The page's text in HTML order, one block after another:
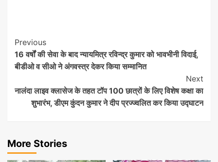
Post
Navigation
Previous
16 वर्षों की सेवा के बाद न्यायमित्र रविन्द्र कुमार को भावभीनी विदाई,
बीडीओ व सीओ ने अंगवस्त्र देकर किया सम्मानित
Next
नालंदा लाइव क्लासेज के तहत टॉप 100 छात्रों के लिए विशेष कक्षा का
शुभारंभ, डीएम कुंदन कुमार ने दीप प्रज्ज्वलित कर किया उद्घाटन
More Stories